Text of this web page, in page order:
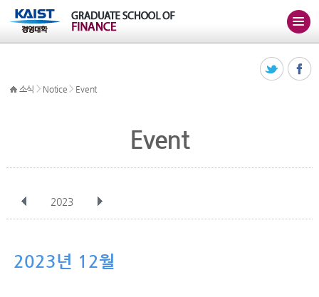
소식 > Notice > Event
Event
2023
12월
2023년 12월